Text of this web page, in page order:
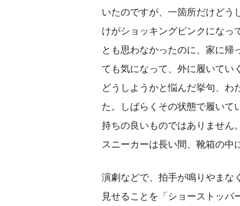
いたのですが、一箇所だけどう
けがショッキングピンクになっ
とも思わなかったのに、家に帰
ても気になって、外に履いてい
どうしようかと悩んだ挙句、わ
た。しばらくその状態で履いて
持ちの良いものではありません
スニーカーは長い間、靴箱の中
演劇などで、拍手が鳴りやまな
見せることを「ショーストッ